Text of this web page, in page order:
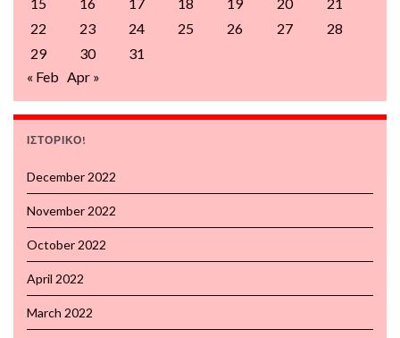
15
16 17 18 19 20
21
22
23 24 25 26 27
28
29
30
31
« Feb Apr »
ΙΣΤΟΡΙΚΟ!
December 2022
November 2022
October 2022
April 2022
March 2022